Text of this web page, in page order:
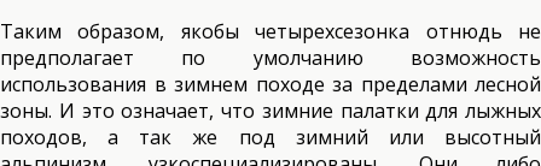
Таким образом, якобы четырехсезонка отнюдь не
предполагает по умолчанию возможность
использования в зимнем походе за пределами лесной
зоны. И это означает, что зимние палатки для лыжных
походов, а так же под зимний или высотный